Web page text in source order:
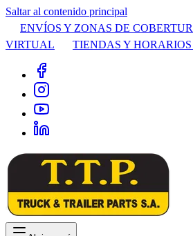
Saltar al contenido principal
ENVÍOS Y ZONAS DE
VIRTUAL
TIENDAS Y